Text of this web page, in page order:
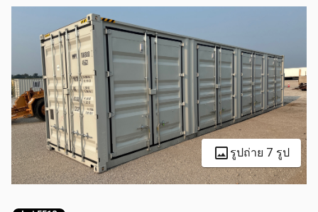
รูปถ่าย 7 รูป